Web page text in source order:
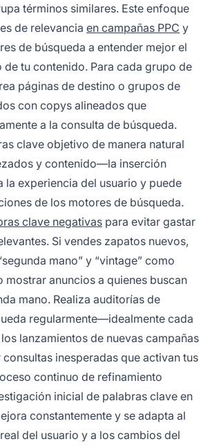
términos similares. Este enfoque
de relevancia en campañas PPC y
de búsqueda a entender mejor el
tu contenido. Para cada grupo de
páginas de destino o grupos de
con copys alineados que
a la consulta de búsqueda.
clave objetivo de manera natural
y contenido—la inserción
la experiencia del usuario y puede
de los motores de búsqueda.
clave negativas para evitar gastar
Si vendes zapatos nuevos,
mano” y “vintage” como
mostrar anuncios a quienes buscan
mano. Realiza auditorías de
regularmente—idealmente cada
lanzamientos de nuevas campañas
inesperadas que activan tus
continuo de refinamiento
inicial de palabras clave en
constantemente y se adapta al
del usuario y a los cambios del